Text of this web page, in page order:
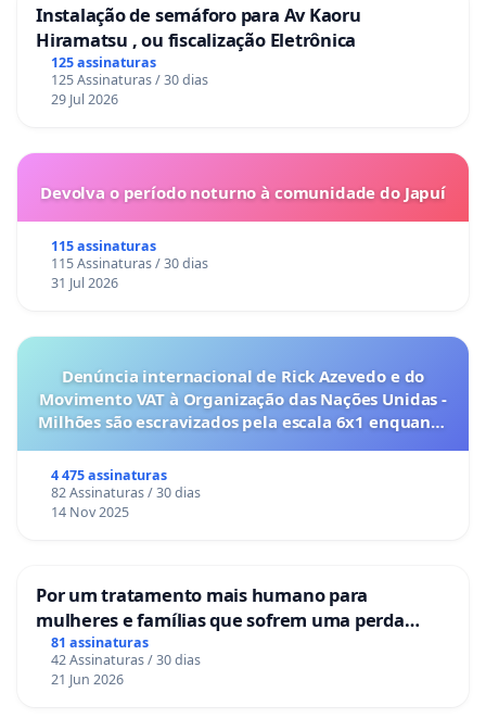
Instalação de semáforo para Av Kaoru
Hiramatsu , ou fiscalização Eletrônica
125 assinaturas
125 Assinaturas / 30 dias
29 Jul 2026
Devolva o período noturno à comunidade do Japuí
115 assinaturas
115 Assinaturas / 30 dias
31 Jul 2026
Denúncia internacional de Rick Azevedo e do
Movimento VAT à Organização das Nações Unidas -
Milhões são escravizados pela escala 6x1 enquanto
4 475 assinaturas
82 Assinaturas / 30 dias
14 Nov 2025
Por um tratamento mais humano para
mulheres e famílias que sofrem uma perda
gestacional nos hospitais portugueses
81 assinaturas
42 Assinaturas / 30 dias
21 Jun 2026